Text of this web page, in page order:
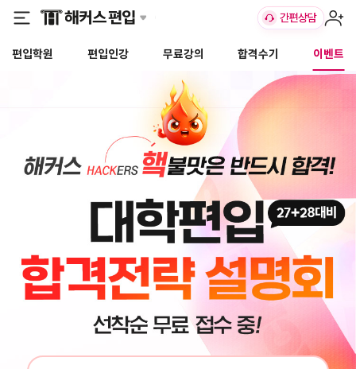
편입학원 편입인강 무료강의 합격수기 이벤트